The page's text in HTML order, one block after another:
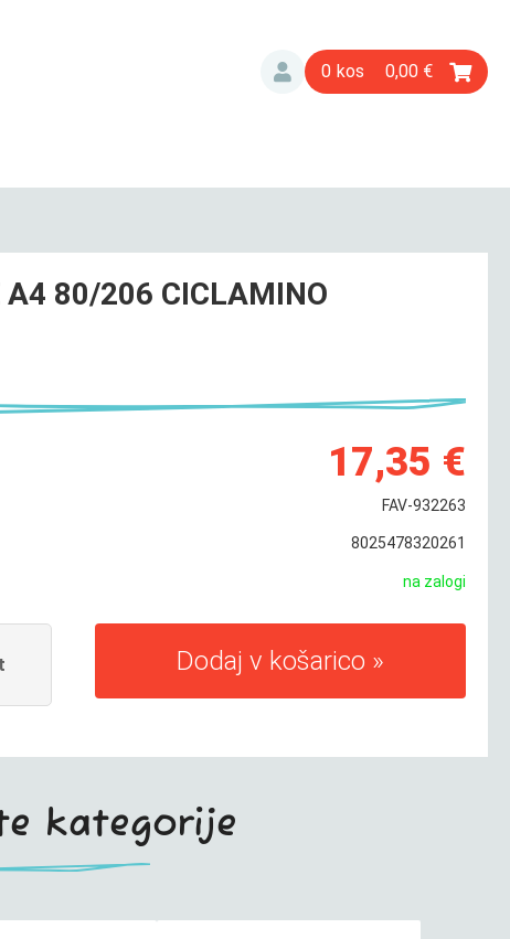
0 0,00
A4 80/206 CICLAMINO
17,35 €
FAV-932263
8025478320261
na zalogi
Dodaj v košarico
kategorije